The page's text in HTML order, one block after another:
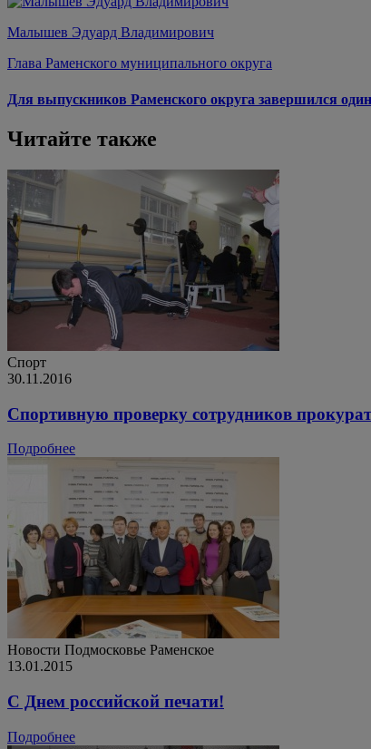
Малышев Эдуард Владимирович
Глава Раменского муниципального округа
Для выпускников Раменского округа завершился
Читайте также
Спорт
30.11.2016
Спортивную проверку сотрудников
Подробнее
Новости Подмосковье Раменское
13.01.2015
С Днем российской печати!
Подробнее